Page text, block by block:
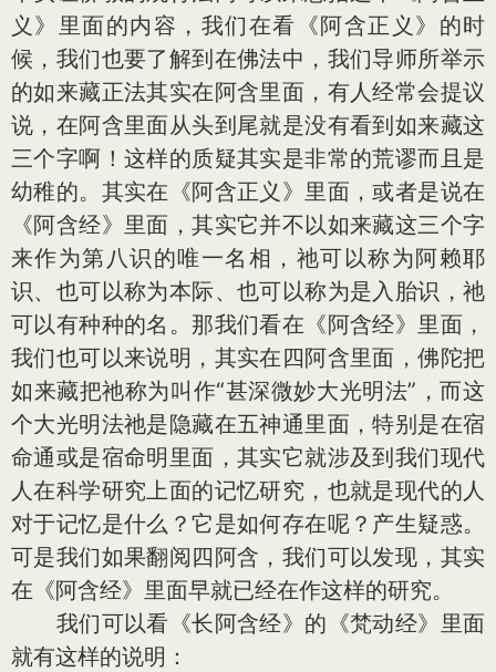
义》里面的内容，我们在看《阿含正义》的时
候，我们也要了解到在佛法中，我们导师所举示
的如来藏正法其实在阿含里面，有人经常会提议
说，在阿含里面从头到尾就是没有看到如来藏这
三个字啊！这样的质疑其实是非常的荒谬而且是
幼稚的。其实在《阿含正义》里面，或者是说在
《阿含经》里面，其实它并不以如来藏这三个字
来作为第八识的唯一名相，祂可以称为阿赖耶
识、也可以称为本际、也可以称为是入胎识，祂
可以有种种的名。那我们看在《阿含经》里面，
我们也可以来说明，其实在四阿含里面，佛陀把
如来藏把祂称为叫作“甚深微妙大光明法”，而这
个大光明法祂是隐藏在五神通里面，特别是在宿
命通或是宿命明里面，其实它就涉及到我们现代
人在科学研究上面的记忆研究，也就是现代的人
对于记忆是什么？它是如何存在呢？产生疑惑。
可是我们如果翻阅四阿含，我们可以发现，其实
在《阿含经》里面早就已经在作这样的研究。
我们可以看《长阿含经》的《梵动经》里面
就有这样的说明：